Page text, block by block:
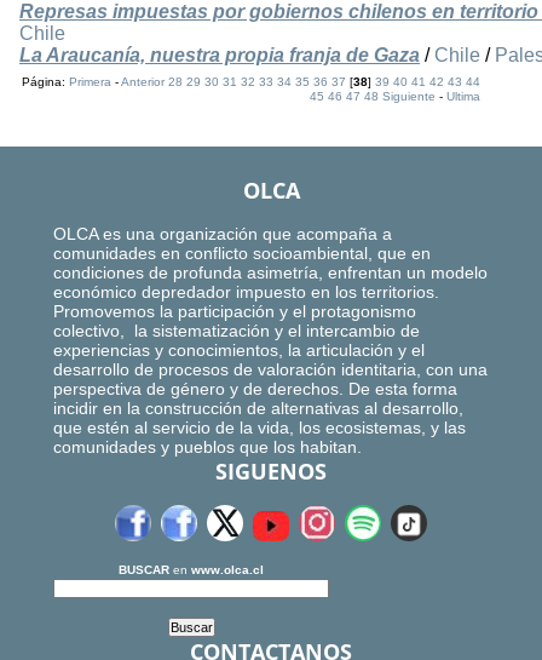
Represas impuestas por gobiernos chilenos en
Chile
La Araucanía, nuestra propia franja de Gaza / Chile /
Página:Primera -Anterior 28 29 30 31 32 33 34 35 36 37 [38]39 40 41 42 43 44
45 46 47 48 Siguiente -Ultima
OLCA
OLCA es una organización que acompaña a
comunidades en conflicto socioambiental, que en
condiciones de profunda asimetría, enfrentan un modelo
económico depredador impuesto en los territorios.
Promovemos la participación y el protagonismo
colectivo, la sistematización y el intercambio de
experiencias y conocimientos, la articulación y el
desarrollo de procesos de valoración identitaria, con una
perspectiva de género y de derechos. De esta forma
incidir en la construcción de alternativas al desarrollo,
que estén al servicio de la vida, los ecosistemas, y las
comunidades y pueblos que los habitan.
SIGUENOS
BUSCAR en www.olca.cl
CONTACTANOS